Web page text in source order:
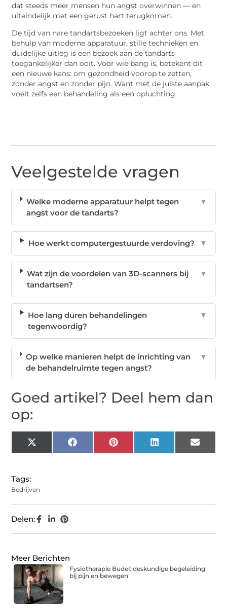
dat steeds meer mensen hun angst overwinnen — en
uiteindelijk met een gerust hart terugkomen.
De tijd van nare tandartsbezoeken ligt achter ons. Met
behulp van moderne apparatuur, stille technieken en
duidelijke uitleg is een bezoek aan de tandarts
toegankelijker dan ooit. Voor wie bang is, betekent dit
een nieuwe kans: om gezondheid voorop te zetten,
zonder angst en zonder pijn. Want met de juiste aanpak
voelt zelfs een behandeling als een opluchting.
Veelgestelde vragen
Welke moderne apparatuur helpt tegen
angst voor de tandarts?
▼
Hoe werkt computergestuurde verdoving? ▼
Wat zijn de voordelen van 3D-scanners bij
tandartsen?
▼
Hoe lang duren behandelingen
tegenwoordig?
▼
Op welke manieren helpt de inrichting van
de behandelruimte tegen angst?
▼
Goed artikel? Deel hem dan
op:
X
(Twitter)
Facebook Pinterest LinkedIn Email
Tags:
Bedrijven
Delen:
Meer Berichten
Fysiotherapie Budel: deskundige begeleiding
bij pijn en bewegen